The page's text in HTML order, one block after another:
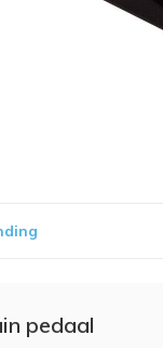
pedaal